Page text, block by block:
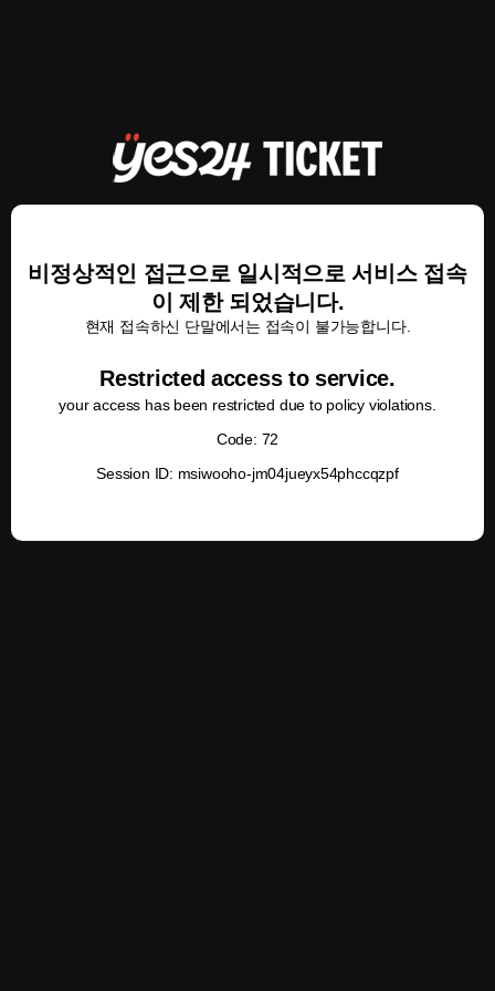
비정상적인 접근으로 일시적으로 서비스 접속
이 제한 되었습니다.
현재 접속하신 단말에서는 접속이 불가능합니다.
Restricted access to service.
your access has been restricted due to policy violations.
Code: 72
Session ID: msiwooho-jm04jueyx54phccqzpf